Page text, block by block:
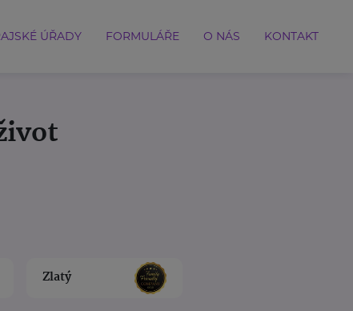
ÚŘADY FORMULÁŘE O NÁS KONTAKT
Zlatý